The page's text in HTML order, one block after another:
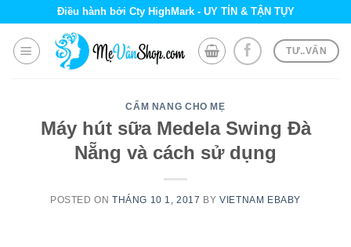
content
Điều hành bởi Cty HighMark - UY TÍN & TẬN TỤY
TƯ..VẤN
CẨM NANG CHO MẸ
Máy hút sữa Medela Swing Đà
Nẵng và cách sử dụng
POSTED ONTHÁNG 10 1, 2017 BYVIETNAM EBABY